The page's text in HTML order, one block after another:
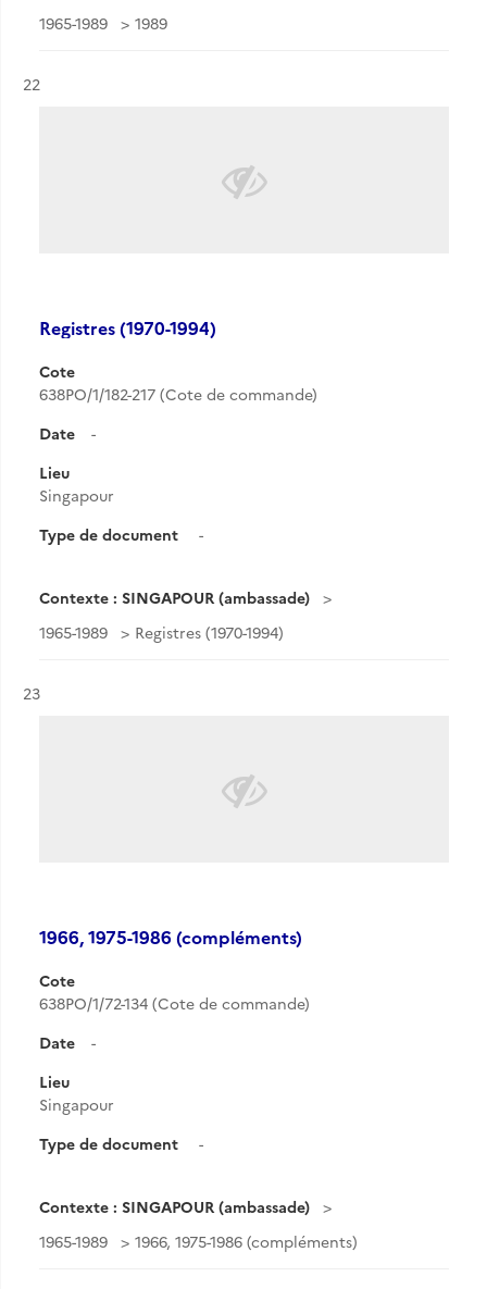
1965-1989
1989
Résultat n°
22
Registres (1970-1994)
Cote
638PO/1/182-217 (Cote de commande)
Date
-
Lieu
Singapour
Type de document
-
Contexte : SINGAPOUR (ambassade)
1965-1989
Registres (1970-1994)
Résultat n°
23
1966, 1975-1986 (compléments)
Cote
638PO/1/72-134 (Cote de commande)
Date
-
Lieu
Singapour
Type de document
-
Contexte : SINGAPOUR (ambassade)
1965-1989
1966, 1975-1986 (compléments)